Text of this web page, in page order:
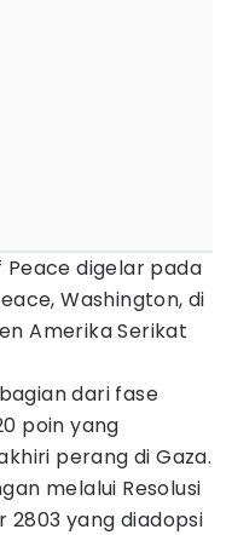
digelar pada
Washington, di
Amerika Serikat
dari fase
poin yang
perang di Gaza.
melalui Resolusi
2803 yang diadopsi